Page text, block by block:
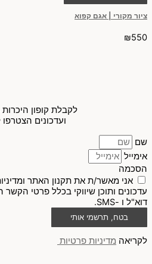
ציור מקורי | אגם קפוא
₪550
לקבלת קופון היכרות 10% הנחה
ועדכונים
שם
אימייל
הסכמה
אני מאשר/ת את תקנון האתר
עדכונים ותוכן שיווקי בכלל פרטי
דוא"ל ו -SMS.
בטח, תרשמי אותי
לקריאה מדיניות פרטיות